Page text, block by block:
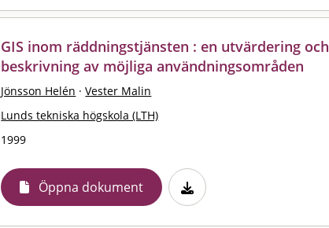
GIS inom räddningstjänsten : en utvärdering och
beskrivning av möjliga användningsområden
Jönsson Helén · Vester Malin
Lunds tekniska högskola (LTH)
1999
Öppna dokument